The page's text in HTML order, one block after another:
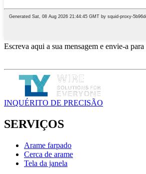
Escreva aqui a sua mensagem e envie-a para
INQUÉRITO DE PRECISÃO
SERVIÇOS
Arame farpado
Cerca de arame
Tela da janela